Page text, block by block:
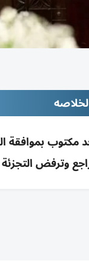
مكتوب بموافقة
وترفض التجزئة